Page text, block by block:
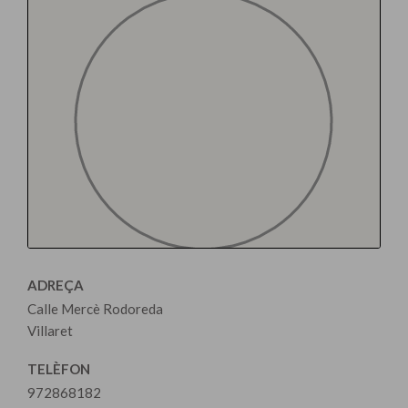
ADREÇA
Calle Mercè Rodoreda
Villaret
TELÈFON
972868182